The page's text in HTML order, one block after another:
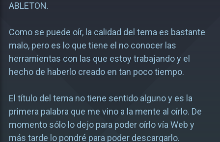
ABLETON.
Como se puede oír, la calidad del tema es bastante
malo, pero es lo que tiene el no conocer las
herramientas con las que estoy trabajando y el
hecho de haberlo creado en tan poco tiempo.
El título del tema no tiene sentido alguno y es la
primera palabra que me vino a la mente al oírlo. De
momento sólo lo dejo para poder oírlo vía Web y
más tarde lo pondré para poder descargarlo.